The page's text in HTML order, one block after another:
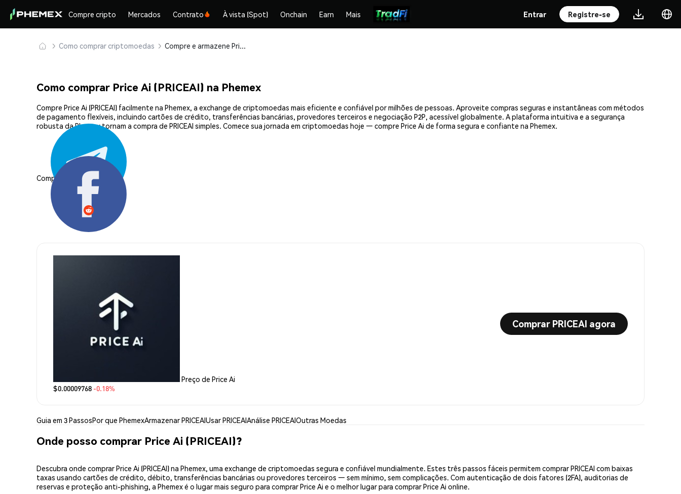
Compre cripto Mercados Contrato À vista (Spot) Onchain Earn Mais Entrar Registre-se
Como comprar criptomoedas Compre e armazene Price Ai (PRICEAI) com segurança
Como comprar Price Ai (PRICEAI) na Phemex
Compre Price Ai (PRICEAI) facilmente na Phemex, a exchange de criptomoedas mais eficiente e confiável por milhões de pessoas. Aproveite compras seguras e instantâneas com métodos
de pagamento flexíveis, incluindo cartões de crédito, transferências bancárias, provedores terceiros e negociação P2P, acessível globalmente. A plataforma intuitiva e a segurança
robusta da Phemex tornam a compra de PRICEAI simples. Comece sua jornada em criptomoedas hoje — compre Price Ai de forma segura e confiante na Phemex.
Compartilhar:
Preço de Price Ai
$0.00009768 -0.18%
Comprar PRICEAI agora
Guia em 3 PassosPor que PhemexArmazenar PRICEAIUsar PRICEAIAnálise PRICEAIOutras Moedas
Onde posso comprar Price Ai (PRICEAI)?
Descubra onde comprar Price Ai (PRICEAI) na Phemex, uma exchange de criptomoedas segura e confiável mundialmente. Estes três passos fáceis permitem comprar PRICEAI com baixas
taxas usando cartões de crédito, débito, transferências bancárias ou provedores terceiros — sem mínimo, sem complicações. Com autenticação de dois fatores (2FA), auditorias de
reservas e proteção anti-phishing, a Phemex é o lugar mais seguro para comprar Price Ai e o melhor lugar para comprar Price Ai online.